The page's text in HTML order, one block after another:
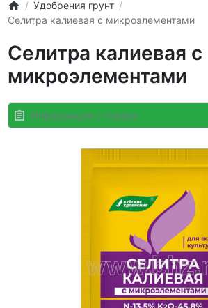
Удобрения грунт
Селитра калиевая с микроэлементами
Селитра калиевая с
микроэлементами
Информация о товаре